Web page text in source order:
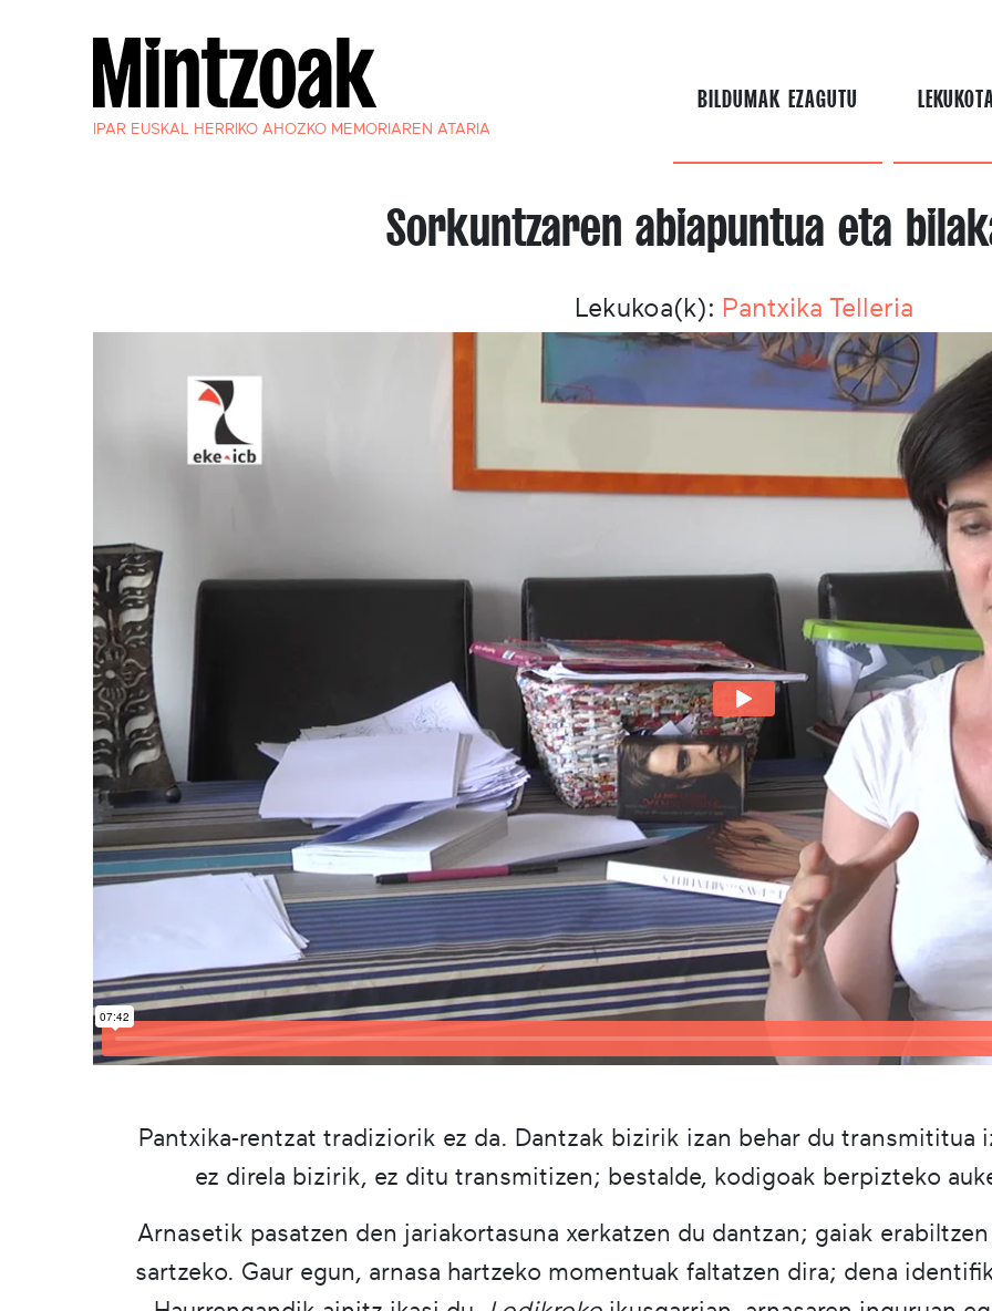
IPAR EUSKAL HERRIKO AHOZKO MEMORIAREN ATARIA
BILDUMAK EZAGUTU
Sorkuntzaren abiapuntua eta
Lekukoa(k): Pantxika Telleria
Pantxika-rentzat tradiziorik ez da. Dantzak bizirik izan behar du transmititua
ez direla bizirik, ez ditu transmitizen; bestalde, kodigoak berpizteko
Arnasetik pasatzen den jariakortasuna xerkatzen du dantzan; gaiak
sartzeko. Gaur egun, arnasa hartzeko momentuak faltatzen dira; dena